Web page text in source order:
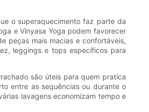
o superaquecimento faz parte da
e Vinyasa Yoga podem favorecer
peças mais macias e confortáveis,
leggings e tops específicos para
são úteis para quem pratica
entre as sequências ou durante o
lavagens economizam tempo e